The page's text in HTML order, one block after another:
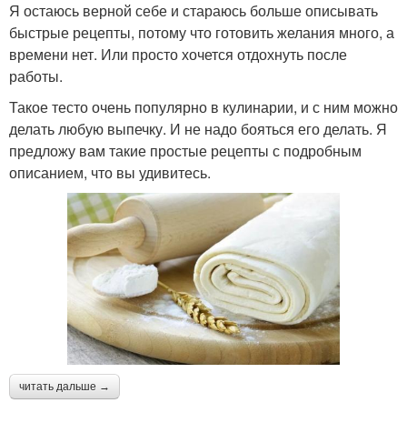
Я остаюсь верной себе и стараюсь больше описывать
быстрые рецепты, потому что готовить желания много, а
времени нет. Или просто хочется отдохнуть после
работы.
Такое тесто очень популярно в кулинарии, и с ним можно
делать любую выпечку. И не надо бояться его делать. Я
предложу вам такие простые рецепты с подробным
описанием, что вы удивитесь.
читать дальше →